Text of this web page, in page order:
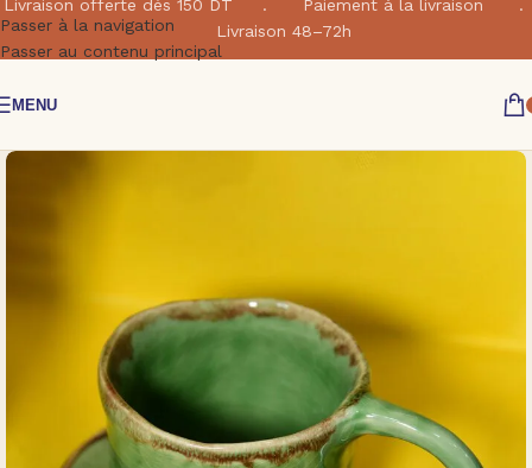
Passer à la navigation
Passer au contenu principal
Livraison offerte dés 150 DT . Paiement à la livraison .
Livraison 48–72h
MENU